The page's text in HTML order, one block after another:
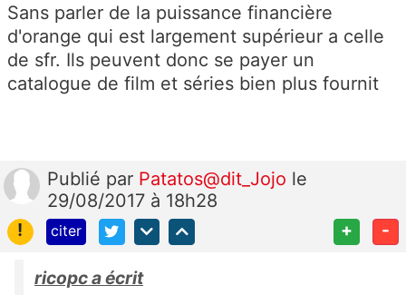
Sans parler de la puissance financière
d'orange qui est largement supérieur a celle
de sfr. Ils peuvent donc se payer un
catalogue de film et séries bien plus fournit
Publié par Patatos@dit_Jojo le
29/08/2017 à 18h28
!
citer + -
ricopc a écrit